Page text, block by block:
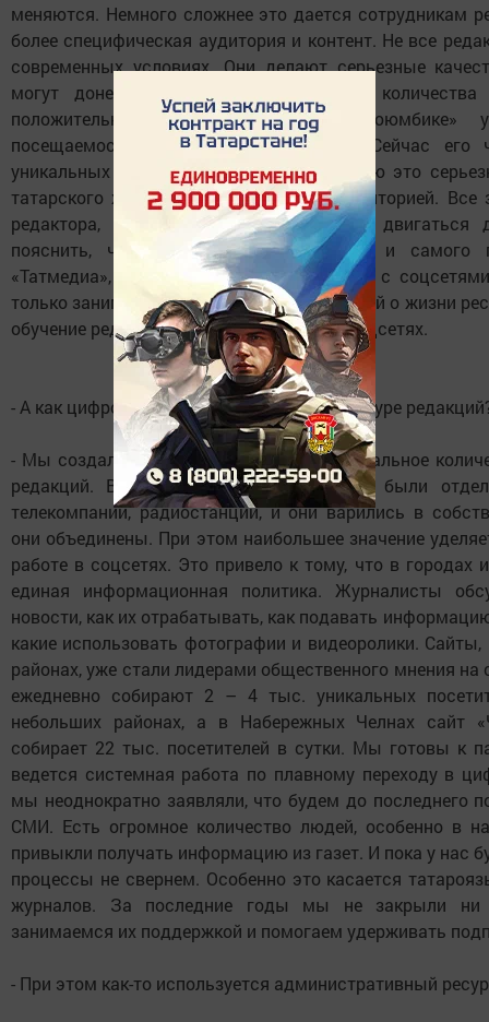
меняются. Немного сложнее это дается сотрудникам
более специфическая аудитория и контент. Не все
современных условиях. Они делают серьезные
могут донести это до максимального
положительные примеры: журнал
посещаемость сайта всего за 1 год. Сейчас
уникальных посетителей в сутки. Я считаю это
татарского журнала с узкой целевой аудиторией. Все
редактора, желания и понимания, куда
пояснить, что мы перестроили работу и самого
«Татмедиа», был создан отдел по работе с
только занимаются продвижением новостей о жизни
обучение редакций тому, как работать в соцсетях.
- А как цифровизация отражается на структуре
- Мы создали на базе «Татмедиа» максимальное
редакций. В городах и районах раньше были
телекомпаний, радиостанций, и они варились в
они объединены. При этом наибольшее значение
работе в соцсетях. Это привело к тому, что в городах
единая информационная политика. Журналисты
новости, как их отрабатывать, как подавать
какие использовать фотографии и видеоролики.
районах, уже стали лидерами общественного мнения на
ежедневно собирают 2 – 4 тыс. уникальных
небольших районах, а в Набережных Челнах сайт
собирает 22 тыс. посетителей в сутки. Мы готовы к
ведется системная работа по плавному переходу в
мы неоднократно заявляли, что будем до последнего
СМИ. Есть огромное количество людей, особенно в
привыкли получать информацию из газет. И пока у нас
процессы не свернем. Особенно это касается
журналов. За последние годы мы не закрыли
занимаемся их поддержкой и помогаем удерживать
- При этом как-то используется административный